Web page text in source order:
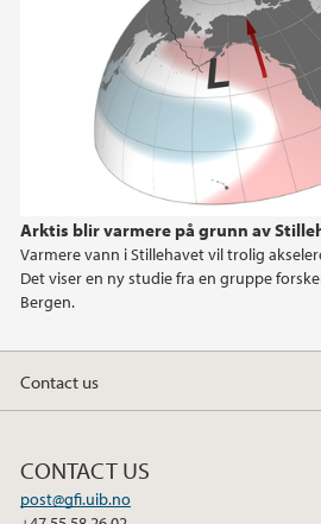
Arktis blir varmere på grunn av
Varmere vann i Stillehavet vil trolig
Det viser en ny studie fra en gruppe
Bergen.
2013
2012
2011
2009
2008
Contact us
CONTACT US
post@gfi.uib.no